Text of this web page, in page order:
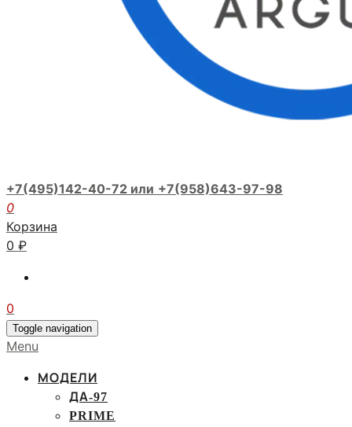
+7(495)142-40-72 или +7(958)643-97-98
0
Корзина
0 ₽
0
Toggle navigation
Menu
МОДЕЛИ
ДА-97
PRIME